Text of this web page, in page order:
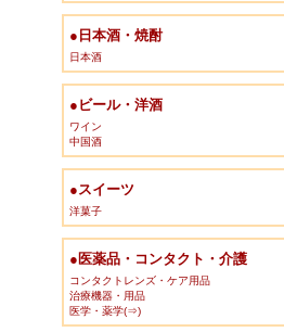
●日本酒・焼酎
日本酒
●ビール・洋酒
ワイン
中国酒
●スイーツ
洋菓子
●医薬品・コンタクト・介護
コンタクトレンズ・ケア用品
治療機器・用品
医学・薬学(⇒)